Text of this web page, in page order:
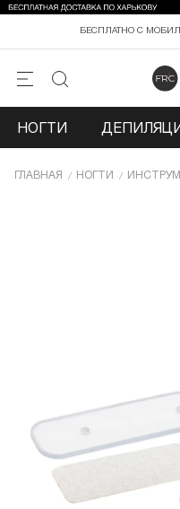
БЕСПЛАТНО С
НОГТИ
ГЛАВНАЯ НОГТИ